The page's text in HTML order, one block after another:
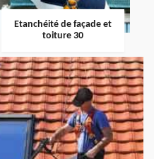
Etanchéité de façade et
toiture 30